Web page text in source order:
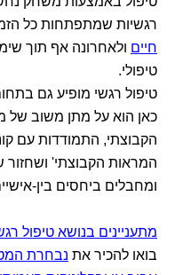
רגשיות שמתפתחות כל
חיים ולאחרונה אף תוך
טיפולי.
טיפול רגשי מופיע גם
כאן הוא על מתן משוב של
הקבוצתי, התמודדות עם
המראות הקבוצתי'
ומחבלים ביחסים בין-
מתעניינים בנושא טיפול
בואו להכיר את נבחרת